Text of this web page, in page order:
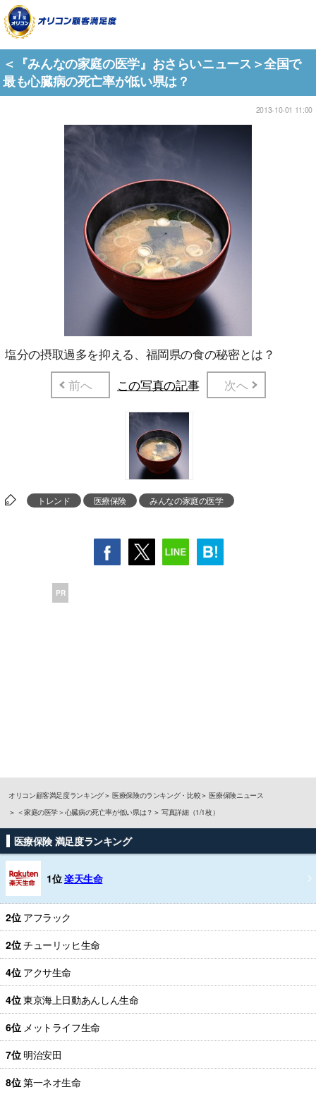
＜『みんなの家庭の医学』おさらいニュース＞全国で
最も心臓病の死亡率が低い県は？
2013-10-01 11:00
塩分の摂取過多を抑える、福岡県の食の秘密とは？
前へ
この写真の記事 次へ
トレンド 医療保険 みんなの家庭の医学
PR
オリコン顧客満足度ランキング 医療保険のランキング・比較
医療保険ニュース
＜家庭の医学＞心臓病の死亡率が低い県は？
写真詳細（1/1枚）
医療保険 満足度ランキング
1位楽天生命
2位 アフラック
2位チューリッヒ生命
4位 アクサ生命
4位東京海上日動あんしん生命
6位 メットライフ生命
7位 明治安田
8位第一ネオ生命